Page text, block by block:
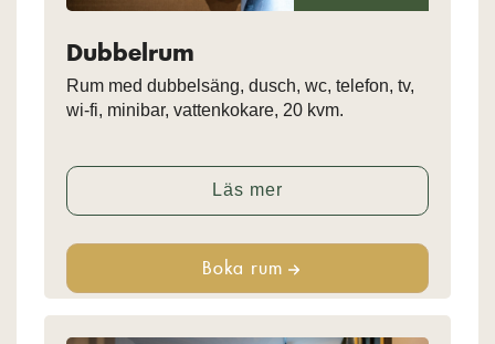
Dubbelrum
Rum med dubbelsäng, dusch, wc, telefon, tv,
wi-fi, minibar, vattenkokare, 20 kvm.
Läs mer
Boka rum